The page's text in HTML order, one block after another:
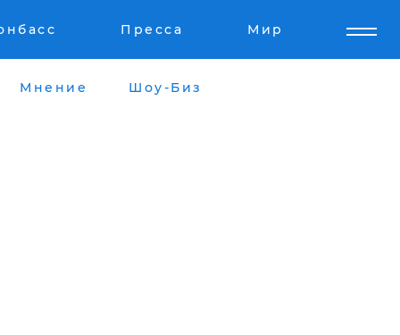
Пресса Мир
Мнение Шоу-Биз